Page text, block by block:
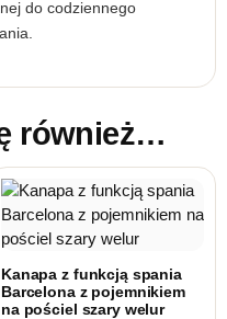
do codziennego
również…
Kanapa z funkcją spania
Barcelona z pojemnikiem
na pościel szary welur